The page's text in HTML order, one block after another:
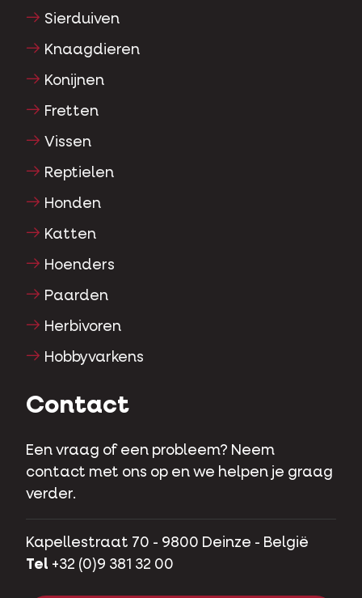
Sierduiven
Knaagdieren
Konijnen
Fretten
Vissen
Reptielen
Honden
Katten
Hoenders
Paarden
Herbivoren
Hobbyvarkens
Contact
Een vraag of een probleem? Neem
contact met ons op en we helpen je graag
verder.
Kapellestraat 70 - 9800 Deinze - België
Tel +32 (0)9 381 32 00